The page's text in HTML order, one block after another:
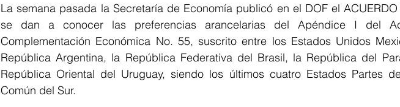
La semana pasada la Secretaría de Economía publicó en el DOF el
se dan a conocer las preferencias arancelarias del Apéndice I del
Complementación Económica No. 55, suscrito entre los Estados Unidos
República Argentina, la República Federativa del Brasil, la República del
República Oriental del Uruguay, siendo los últimos cuatro Estados Partes
Común del Sur.